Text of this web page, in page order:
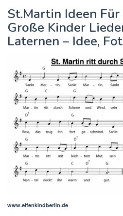
St.Martin Ideen
Große Kinder
Laternen – Idee,
www.elfenkindberlin.de